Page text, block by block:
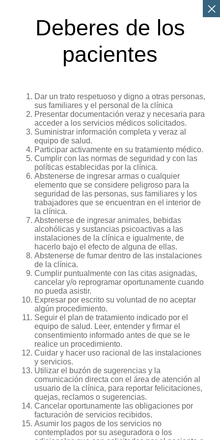
Dar un trato respetuoso y digno a otras personas,
sus familiares y el personal de la clínica
Presentar documentación veraz y necesaria para
acceder a los servicios médicos solicitados.
Suministrar información completa y veraz al
equipo de salud.
Participar activamente en su tratamiento médico.
Cumplir con las normas de seguridad y con las
políticas establecidas por la clínica.
Abstenerse de ingresar armas o cualquier
elemento que se considere peligroso para la
seguridad de las personas, sus familiares y los
trabajadores que se encuentran en el interior de
la clínica.
Abstenerse de ingresar animales, bebidas
alcohólicas y sustancias psicoactivas a las
instalaciones de la clínica e igualmente, de
hacerlo bajo el efecto de alguna de ellas.
Abstenerse de fumar dentro de las instalaciones
de la clínica.
Cumplir puntualmente con las citas asignadas,
cancelar y/o reprogramar oportunamente cuando
no pueda asistir.
Expresar por escrito su voluntad de no aceptar
algún procedimiento.
Seguir el plan de tratamiento indicado por el
equipo de salud. Leer, entender y firmar el
consentimiento informado antes de que se le
realice un procedimiento.
Cuidar y hacer uso racional de las instalaciones
y servicios.
Utilizar el buzón de sugerencias y la
comunicación directa con el área de atención al
usuario de la clínica, para reportar felicitaciones,
quejas, reclamos o sugerencias.
Cancelar oportunamente las obligaciones por
facturación de servicios recibidos.
Asumir los pagos de los servicios no
contemplados por su aseguradora o los